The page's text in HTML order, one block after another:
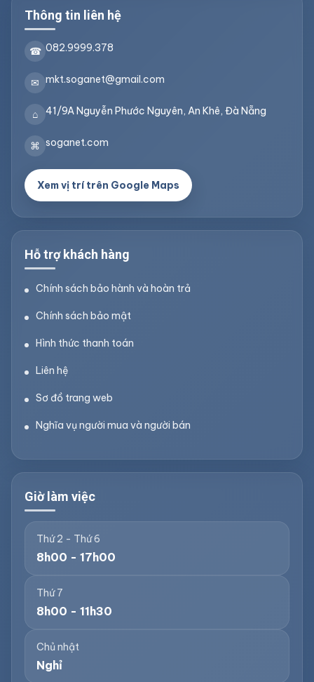
Thông tin liên hệ
☎ 082.9999.378
✉ mkt.soganet@gmail.com
⌂ 41/9A Nguyễn Phước Nguyên, An Khê, Đà Nẵng
⌘ soganet.com
Xem vị trí trên Google Maps
Hỗ trợ khách hàng
Chính sách bảo hành và hoàn trả
Chính sách bảo mật
Hình thức thanh toán
Liên hệ
Sơ đồ trang web
Nghĩa vụ người mua và người bán
Giờ làm việc
Thứ 2 - Thứ 6
8h00 - 17h00
Thứ 7
8h00 - 11h30
Chủ nhật
Nghỉ